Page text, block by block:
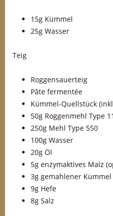
15g Kümmel
25g Wasser
Teig
Roggensauerteig
Pâte fermentée
Kümmel-Quellstück
50g Roggenmehl Type
250g Mehl Type 550
100g Wasser
20g Öl
5g enzymaktives Malz
3g gemahlener Kümmel
9g Hefe
8g Salz